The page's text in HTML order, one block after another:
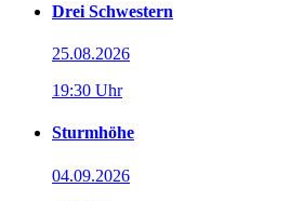
Drei Schwestern
25.08.2026
19:30 Uhr
Sturmhöhe
04.09.2026